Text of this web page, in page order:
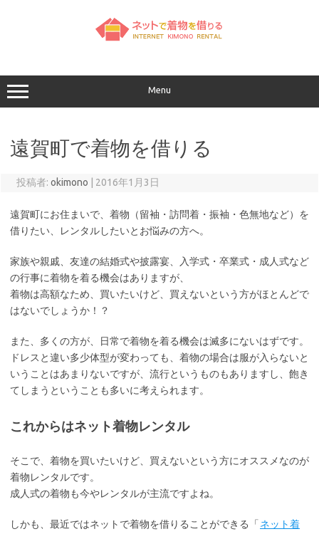
キ
ッ
プ
Menu
遠賀町で着物を借りる
投稿者: okimono 2016年1月3日
遠賀町にお住まいで、着物（留袖・訪問着・振袖・色無地など）を
借りたい、レンタルしたいとお悩みの方へ。
家族や親戚、友達の結婚式や披露宴、入学式・卒業式・成人式など
の行事に着物を着る機会はありますが、
着物は高額なため、買いたいけど、買えないという方がほとんどで
はないでしょうか！？
また、多くの方が、日常で着物を着る機会は滅多にないはずです。
ドレスと違い多少体型が変わっても、着物の場合は服が入らないと
いうことはあまりないですが、流行というものもありますし、飽き
てしまうということも多いに考えられます。
これからはネット着物レンタル
そこで、着物を買いたいけど、買えないという方にオススメなのが
着物レンタルです。
成人式の着物も今やレンタルが主流ですよね。
しかも、最近ではネットで着物を借りることができる「 ネット着